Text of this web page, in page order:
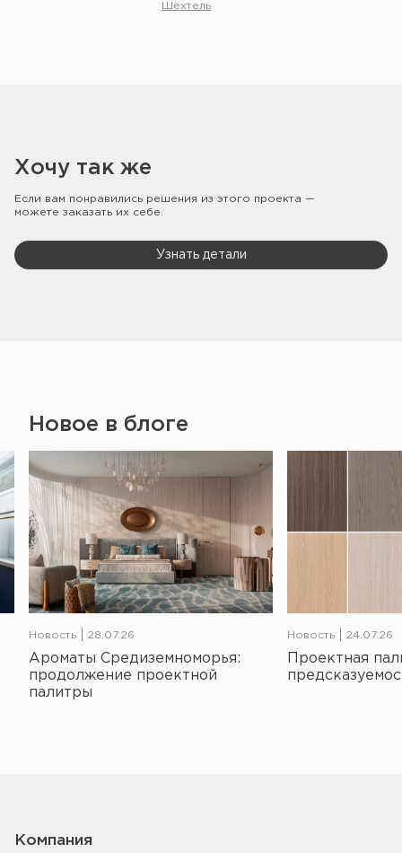
Шехтель
Хочу так же
Если вам понравились решения из этого проекта —
можете заказать их себе.
Узнать детали
Новое в блоге
Новость 28.07.26
Ароматы Средиземноморья:
продолжение проектной
палитры
Новость 24.07.26
Проектная
Компания